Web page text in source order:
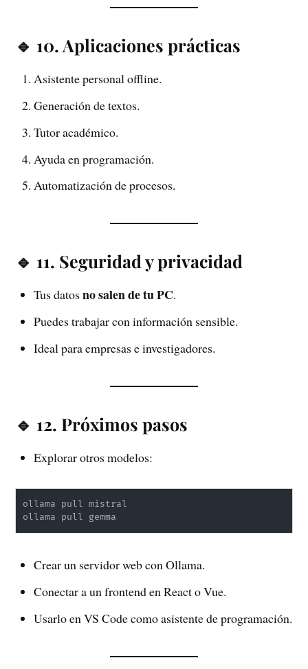
🔹 10. Aplicaciones prácticas
Asistente personal offline.
Generación de textos.
Tutor académico.
Ayuda en programación.
Automatización de procesos.
🔹 11. Seguridad y privacidad
Tus datosno salen de tu PC.
Puedes trabajar con información sensible.
Ideal para empresas e investigadores.
🔹 12. Próximos pasos
Explorar otros modelos:
ollama pull mistral
ollama pull gemma
Crear un servidor web con Ollama.
Conectar a un frontend en React o Vue.
Usarlo en VS Code como asistente de programación.